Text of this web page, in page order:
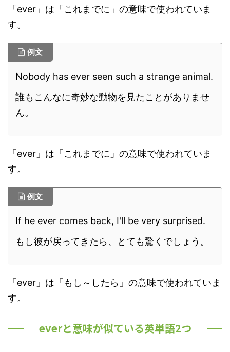
「ever」は「これまでに」の意味で使われていま
す。
例文
Nobody has ever seen such a strange animal.
誰もこんなに奇妙な動物を見たことがありませ
ん。
「ever」は「これまでに」の意味で使われていま
す。
例文
If he ever comes back, I'll be very surprised.
もし彼が戻ってきたら、とても驚くでしょう。
「ever」は「もし～したら」の意味で使われていま
す。
everと意味が似ている英単語2つ